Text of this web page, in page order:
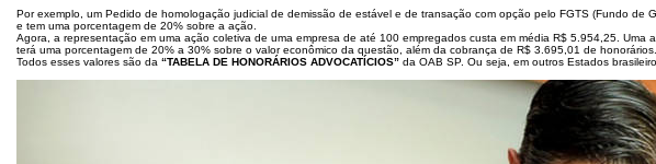
Por exemplo, um Pedido de homologação judicial de demissão de estável e de transação com opção pelo FGTS (Fundo de
e tem uma porcentagem de 20% sobre a ação.
Agora, a representação em uma ação coletiva de uma empresa de até 100 empregados custa em média R$ 5.954,25. Uma
terá uma porcentagem de 20% a 30% sobre o valor econômico da questão, além da cobrança de R$ 3.695,01 de honorários.
Todos esses valores são da “TABELA DE HONORÁRIOS ADVOCATÍCIOS” da OAB SP. Ou seja, em outros Estados